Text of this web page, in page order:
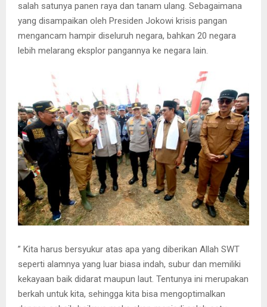
salah satunya panen raya dan tanam ulang. Sebagaimana
yang disampaikan oleh Presiden Jokowi krisis pangan
mengancam hampir diseluruh negara, bahkan 20 negara
lebih melarang eksplor pangannya ke negara lain.
” Kita harus bersyukur atas apa yang diberikan Allah SWT
seperti alamnya yang luar biasa indah, subur dan memiliki
kekayaan baik didarat maupun laut. Tentunya ini merupakan
berkah untuk kita, sehingga kita bisa mengoptimalkan